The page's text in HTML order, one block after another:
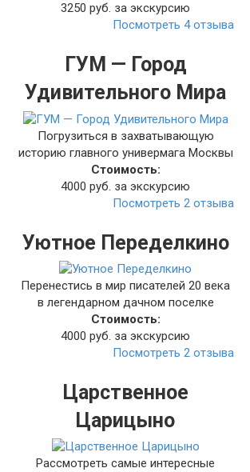
3250 руб. за экскурсию
Посмотреть 4 отзыва
ГУМ — Город
Удивительного Мира
Погрузиться в захватывающую
историю главного универмага Москвы
Стоимость:
4000 руб. за экскурсию
Посмотреть 2 отзыва
Уютное Переделкино
Перенестись в мир писателей 20 века
в легендарном дачном поселке
Стоимость:
4000 руб. за экскурсию
Посмотреть 2 отзыва
Царственное
Царицыно
Рассмотреть самые интересные